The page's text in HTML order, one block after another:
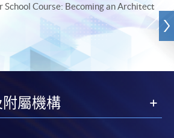
School Course: Becoming an Architect
屬機構